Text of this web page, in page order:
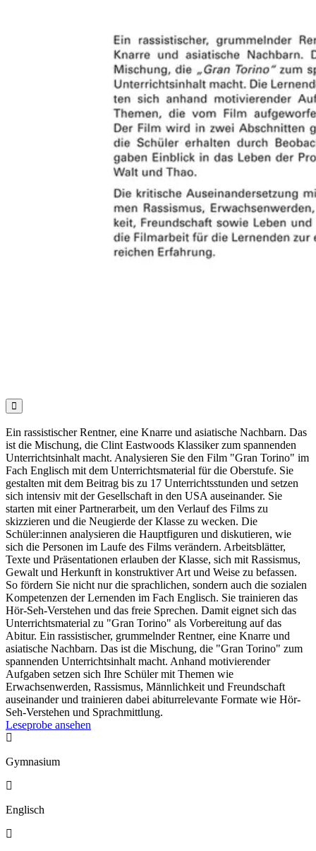

Ein rassistischer Rentner, eine Knarre und asiatische Nachbarn. Das
ist die Mischung, die Clint Eastwoods Klassiker zum spannenden
Unterrichtsinhalt macht. Analysieren Sie den Film "Gran Torino" im
Fach Englisch mit dem Unterrichtsmaterial für die Oberstufe. Sie
gestalten mit dem Beitrag bis zu 17 Unterrichtsstunden und setzen
sich intensiv mit der Gesellschaft in den USA auseinander. Sie
starten mit einer Partnerarbeit, um den Verlauf des Films zu
skizzieren und die Neugierde der Klasse zu wecken. Die
Schüler:innen analysieren die Hauptfiguren und diskutieren, wie
sich die Personen im Laufe des Films verändern. Arbeitsblätter,
Texte und Präsentationen erlauben der Klasse, sich mit Rassismus,
Gewalt und Herkunft in konstruktiver Art und Weise zu befassen.
So fördern Sie nicht nur die sprachlichen, sondern auch die sozialen
Kompetenzen der Lernenden im Fach Englisch. Sie trainieren das
Hör-Seh-Verstehen und das freie Sprechen. Damit eignet sich das
Unterrichtsmaterial zu "Gran Torino" als Vorbereitung auf das
Abitur. Ein rassistischer, grummelnder Rentner, eine Knarre und
asiatische Nachbarn. Das ist die Mischung, die "Gran Torino" zum
spannenden Unterrichtsinhalt macht. Anhand motivierender
Aufgaben setzen sich Ihre Schüler mit Themen wie
Erwachsenwerden, Rassismus, Männlichkeit und Freundschaft
auseinander und trainieren dabei abiturrelevante Formate wie Hör-
Seh-Verstehen und Sprachmittlung.
Leseprobe ansehen

Gymnasium

Englisch
